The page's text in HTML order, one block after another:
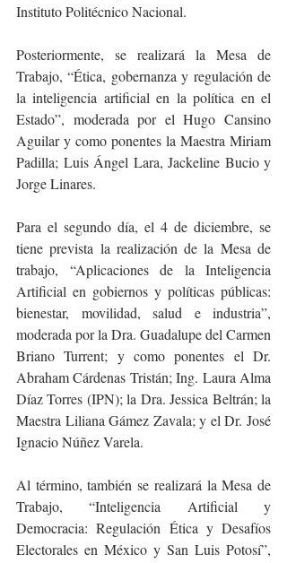
Instituto Politécnico Nacional.
Posteriormente, se realizará la Mesa de
Trabajo, “Ética, gobernanza y regulación de
la inteligencia artificial en la política en el
Estado”, moderada por el Hugo Cansino
Aguilar y como ponentes la Maestra Miriam
Padilla; Luis Ángel Lara, Jackeline Bucio y
Jorge Linares.
Para el segundo día, el 4 de diciembre, se
tiene prevista la realización de la Mesa de
trabajo, “Aplicaciones de la Inteligencia
Artificial en gobiernos y políticas públicas:
bienestar, movilidad, salud e industria”,
moderada por la Dra. Guadalupe del Carmen
Briano Turrent; y como ponentes el Dr.
Abraham Cárdenas Tristán; Ing. Laura Alma
Díaz Torres (IPN); la Dra. Jessica Beltrán; la
Maestra Liliana Gámez Zavala; y el Dr. José
Ignacio Núñez Varela.
Al término, también se realizará la Mesa de
Trabajo, “Inteligencia Artificial y
Democracia: Regulación Ética y Desafíos
Electorales en México y San Luis Potosí”,